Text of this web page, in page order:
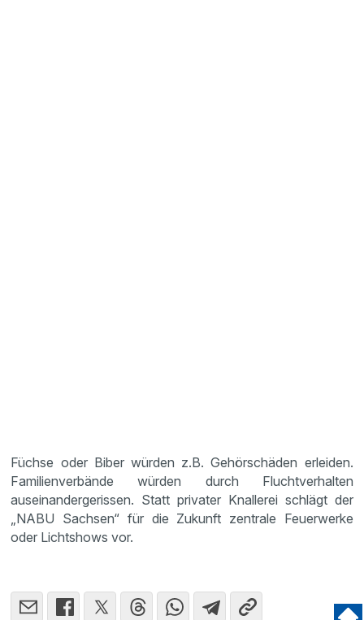
Füchse oder Biber würden z.B. Gehörschäden erleiden.
Familienverbände würden durch Fluchtverhalten
auseinandergerissen. Statt privater Knallerei schlägt der
„NABU Sachsen“ für die Zukunft zentrale Feuerwerke
oder Lichtshows vor.